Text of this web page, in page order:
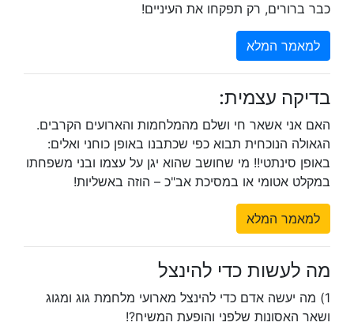
כבר ברורים, רק תפקחו את העיניים!
למאמר המלא
בדיקה עצמית:
האם אני אשאר חי ושלם מהמלחמות והארועים הקרבים.
הגאולה הנוכחית תבוא כפי שכתבנו באופן כוחני ואלים:
באופן סינתטי!! מי שחושב שהוא יגן על עצמו ובני משפחתו
במקלט אטומי או במסיכת אב"כ – הוזה באשליות!
למאמר המלא
מה לעשות כדי להינצל
1) מה יעשה אדם כדי להינצל מארועי מלחמת גוג ומגוג
ושאר האסונות שלפני והופעת המשיח?!